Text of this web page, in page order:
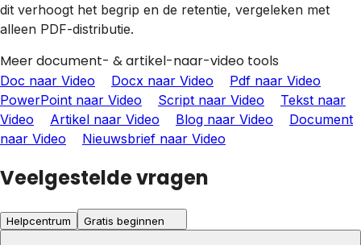
dit verhoogt het begrip en de retentie, vergeleken met
alleen PDF-distributie.
Meer document- & artikel-naar-video tools
Doc naar Video Docx naar Video
Pdf naar Video
PowerPoint naar Video
Script naar Video
Tekst naar
Video
Artikel naar Video Blog naar Video
Document
naar Video
Nieuwsbrief naar Video
Veelgestelde vragen
Helpcentrum Gratis beginnen